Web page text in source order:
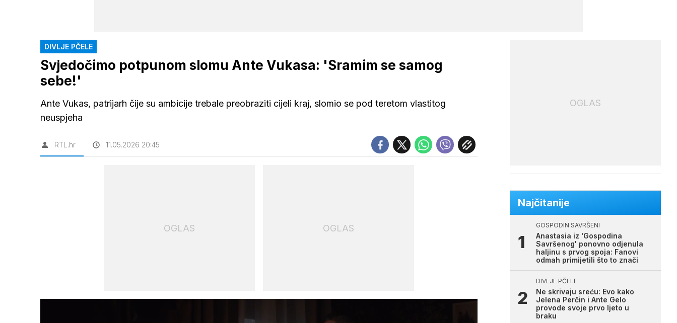
DIVLJE PČELE
Svjedočimo potpunom slomu Ante Vukasa: 'Sramim se samog
sebe!'
Ante Vukas, patrijarh čije su ambicije trebale preobraziti cijeli kraj, slomio se pod teretom vlastitog
neuspjeha
RTL.hr 11.05.2026 20:45
OGLAS OGLAS
OGLAS
Najčitanije
GOSPODIN SAVRŠENI
Anastasia iz 'Gospodina
Savršenog' ponovno odjenula
haljinu s prvog spoja: Fanovi
odmah primijetili što to znači
DIVLJE PČELE
Ne skrivaju sreću: Evo kako
Jelena Perčin i Ante Gelo
provode svoje prvo ljeto u
braku